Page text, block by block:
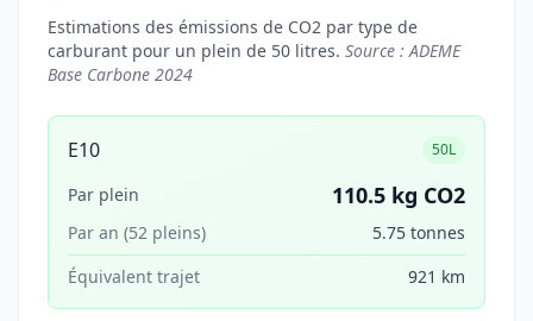
Estimations des émissions de CO2 par type de
carburant pour un plein de 50 litres. Source : ADEME
Base Carbone 2024
E10 50L
Par plein 110.5 kg CO2
Par an (52 pleins)
5.75 tonnes
Équivalent trajet
921 km